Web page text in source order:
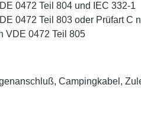
0472 Teil 804 und IEC 332-1
0472 Teil 803 oder Prüfart C
VDE 0472 Teil 805
Campingkabel,